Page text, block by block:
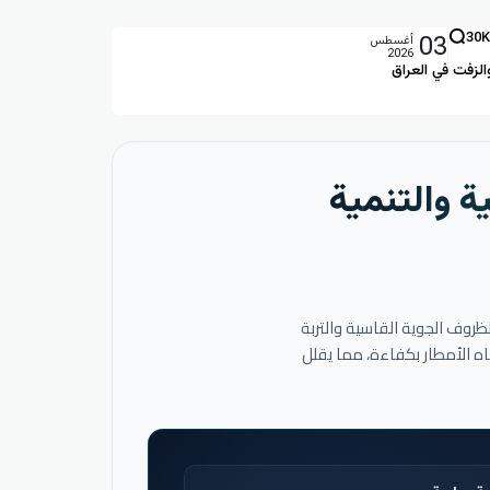
في العراق
30K
03 أغسطس
2026
والتنمية
الجوية القاسية والتربة
الأمطار بكفاءة، مما يقلل